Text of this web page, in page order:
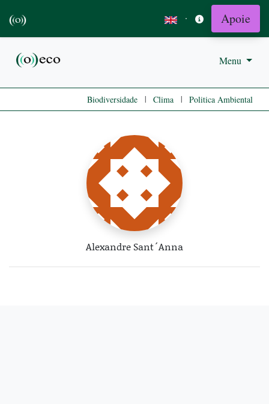
· Apoie
Menu
Biodiversidade | Clima | Politica Ambiental
Alexandre Sant´Anna